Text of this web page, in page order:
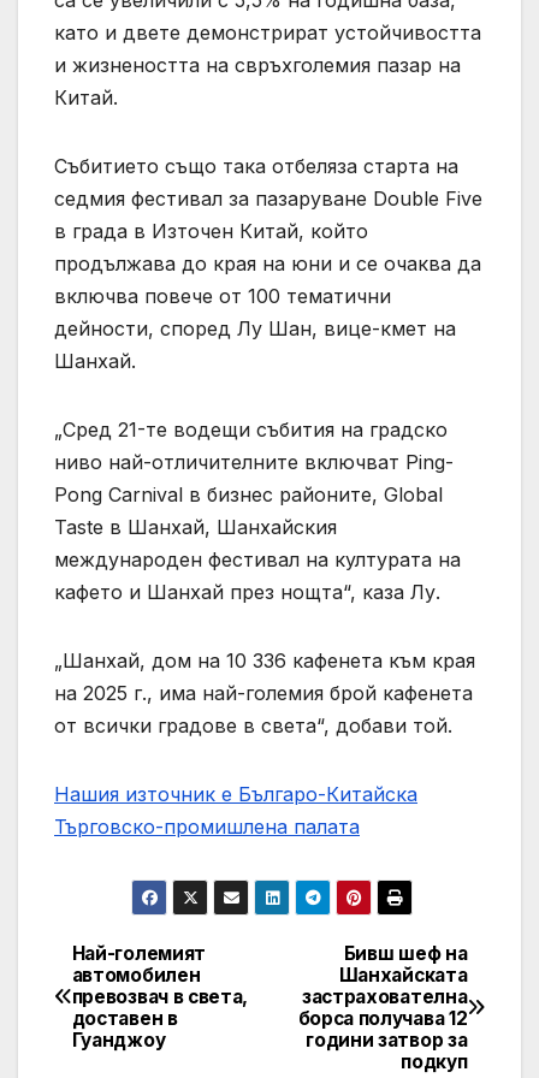
като и двете демонстрират устойчивостта
и жизнеността на свръхголемия пазар на
Китай.
Събитието също така отбеляза старта на
седмия фестивал за пазаруване Double Five
в града в Източен Китай, който
продължава до края на юни и се очаква да
включва повече от 100 тематични
дейности, според Лу Шан, вице-кмет на
Шанхай.
„Сред 21-те водещи събития на градско
ниво най-отличителните включват Ping-
Pong Carnival в бизнес районите, Global
Taste в Шанхай, Шанхайския
международен фестивал на културата на
кафето и Шанхай през нощта“, каза Лу.
„Шанхай, дом на 10 336 кафенета към края
на 2025 г., има най-големия брой кафенета
от всички градове в света“, добави той.
Нашия източник е Българо-Китайска
Търговско-промишлена палaта
Post
navigation
Бивш шеф на
Шанхайската
застрахователна
борса получава 12
години затвор за
подкуп
Най-големият
автомобилен
превозвач в света,
доставен в
Гуанджоу